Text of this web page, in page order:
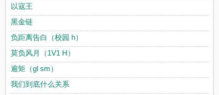
以寇王
黑金链
负距离告白（校园 h）
莫负风月（1V1 H）
逾矩（gl sm）
我们到底什么关系